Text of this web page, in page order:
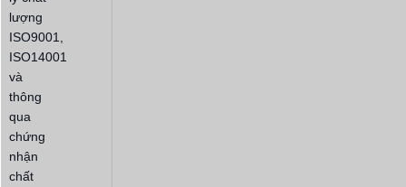
lượng
ISO9001,
ISO14001
và
thông
qua
chứng
nhận
chất